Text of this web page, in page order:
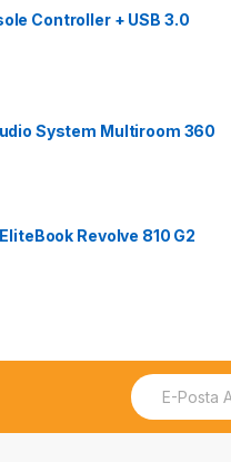
Controller + USB 3.0
System Multiroom 360
Revolve 810 G2
E
m